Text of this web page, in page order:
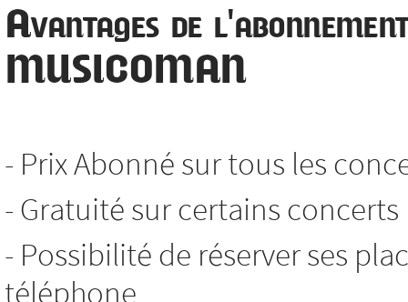
Avantages de l'abonnement
MUSICOMAN
- Prix Abonné sur tous les
- Gratuité sur certains concerts
- Possibilité de réserver ses
téléphone